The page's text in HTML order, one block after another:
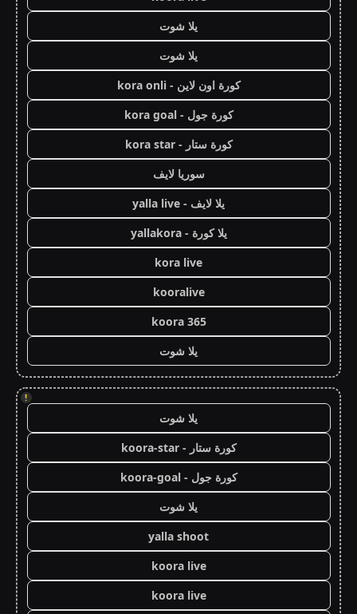
يلا شوت
يلا شوت
كورة اون لاين - kora onli
كورة جول - kora goal
كورة ستار - kora star
سوريا لايف
يلا لايف - yalla live
يلا كورة - yallakora
kora live
kooralive
koora 365
يلا شوت
!
يلا شوت
كورة ستار - koora-star
كورة جول - koora-goal
يلا شوت
yalla shoot
koora live
koora live